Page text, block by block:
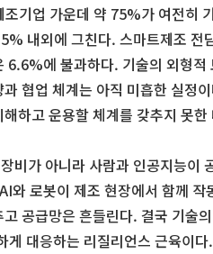
기업 가운데 약 75%가 여전히
내외에 그친다. 스마트제조
6.6%에 불과하다. 기술의 외형
협업 체계는 아직 미흡한 실정
하고 운용할 체계를 갖추지 못한
비가 아니라 사람과 인공지능이
와 로봇이 제조 현장에서 함께
공급망은 흔들린다. 결국 기술
게 대응하는 리질리언스 근육이